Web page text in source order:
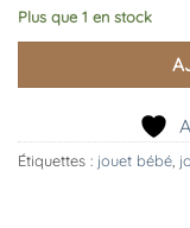
Plus que 1 en stock
Étiquettes : jouet bébé,